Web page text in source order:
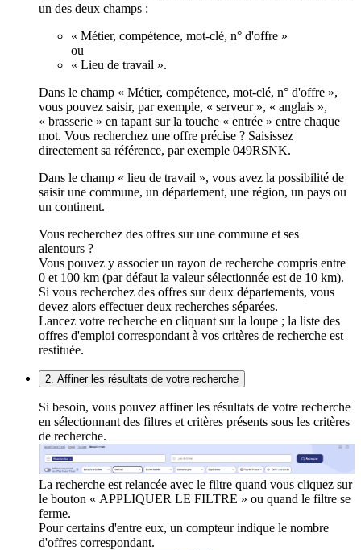
un des deux champs :
« Métier, compétence, mot-clé, n° d'offre »
ou
« Lieu de travail ».
Dans le champ « Métier, compétence, mot-clé, n° d'offre »,
vous pouvez saisir, par exemple, « serveur », « anglais »,
« brasserie » en tapant sur la touche « entrée » entre chaque
mot. Vous recherchez une offre précise ? Saisissez
directement sa référence, par exemple 049RSNK.
Dans le champ « lieu de travail », vous avez la possibilité de
saisir une commune, un département, une région, un pays ou
un continent.
Vous recherchez des offres sur une commune et ses
alentours ?
Vous pouvez y associer un rayon de recherche compris entre
0 et 100 km (par défaut la valeur sélectionnée est de 10 km).
Si vous recherchez des offres sur deux départements, vous
devez alors effectuer deux recherches séparées.
Lancez votre recherche en cliquant sur la loupe ; la liste des
offres d'emploi correspondant à vos critères de recherche est
restituée.
2. Affiner les résultats de votre recherche
Si besoin, vous pouvez affiner les résultats de votre recherche
en sélectionnant des filtres et critères présents sous les critères
de recherche.
La recherche est relancée avec le filtre quand vous cliquez sur
le bouton « APPLIQUER LE FILTRE » ou quand le filtre se
ferme.
Pour certains d'entre eux, un compteur indique le nombre
d'offres correspondant.